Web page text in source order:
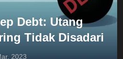
Debt: Utang
Tidak Disadari
2023